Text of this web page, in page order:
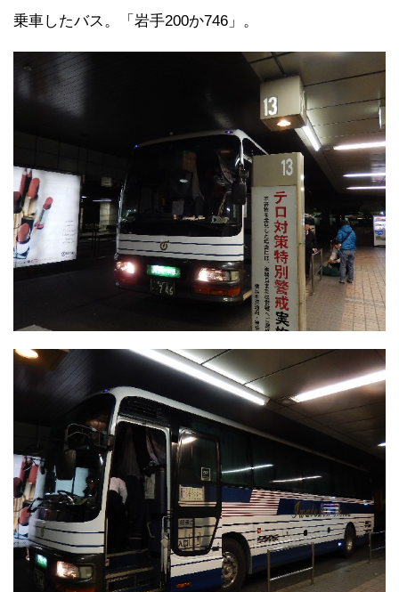
乗車したバス。「岩手200か746」。